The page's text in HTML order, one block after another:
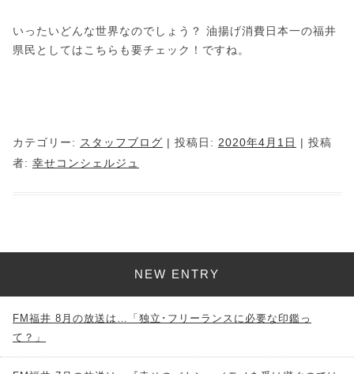
いったいどんな世界なのでしょう？ 油揚げ消費日本一の福井
県民としてはこちらも要チェック！ですね。
カテゴリー: スタッフブログ | 投稿日: 2020年4月1日 | 投稿
者: 幸せコンシェルジュ
NEW ENTRY
FM福井 8月の放送は…「独立･フリーランスに必要な印鑑っ
て？」